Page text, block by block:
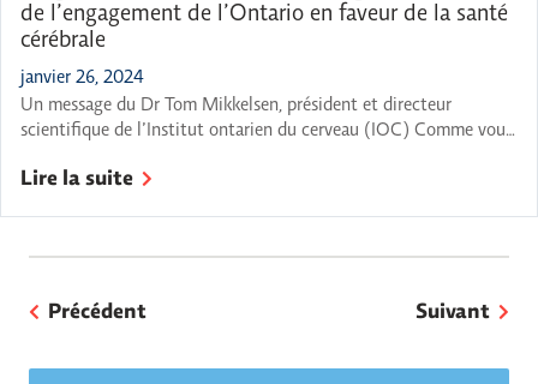
de l’engagement de l’Ontario en faveur de la santé
cérébrale
janvier 26, 2024
Un message du Dr Tom Mikkelsen, président et directeur
scientifique de l’Institut ontarien du cerveau (IOC) Comme vous
l’Ontario s’est engagé récemment à verser 65 millions de dollars
améliorent […]
Lire la suite
Précédent Suivant